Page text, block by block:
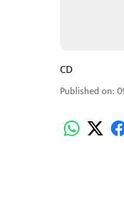
CD
Published on: